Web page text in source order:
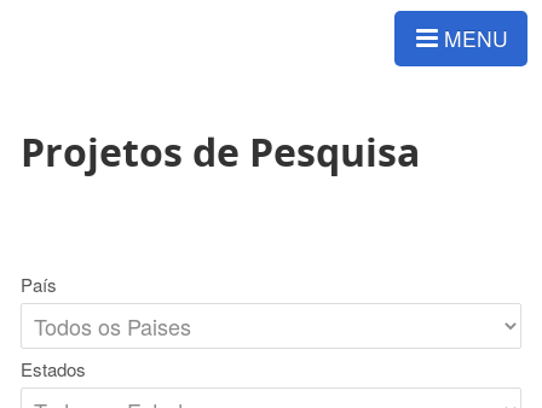
MENU
Projetos de Pesquisa
País
Estados